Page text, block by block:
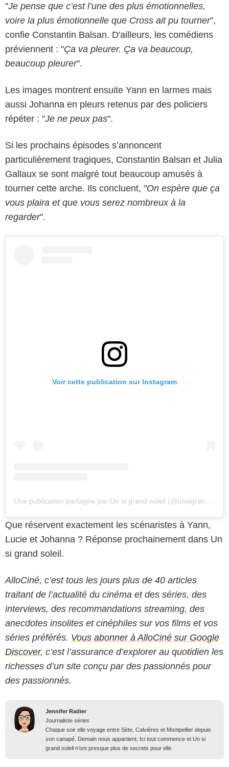
"Je pense que c’est l’une des plus émotionnelles,
voire la plus émotionnelle que Cross ait pu tourner",
confie Constantin Balsan. D'ailleurs, les comédiens
préviennent : "Ça va pleurer. Ça va beaucoup,
beaucoup pleurer".
Les images montrent ensuite Yann en larmes mais
aussi Johanna en pleurs retenus par des policiers
répéter : "Je ne peux pas".
Si les prochains épisodes s’annoncent
particulièrement tragiques, Constantin Balsan et Julia
Gallaux se sont malgré tout beaucoup amusés à
tourner cette arche. Ils concluent, "On espère que ça
vous plaira et que vous serez nombreux à la
regarder".
Voir cette publication sur Instagram
Une publication partagée par Un si grand soleil (@unsigrandsoleil)
Que réservent exactement les scénaristes à Yann,
Lucie et Johanna ? Réponse prochainement dans Un
si grand soleil.
AlloCiné, c’est tous les jours plus de 40 articles
traitant de l’actualité du cinéma et des séries, des
interviews, des recommandations streaming, des
anecdotes insolites et cinéphiles sur vos films et vos
séries préférés. Vous abonner à AlloCiné sur Google
Discover, c’est l’assurance d’explorer au quotidien les
richesses d’un site conçu par des passionnés pour
des passionnés.
Jennifer Radier
Journaliste séries
Chaque soir elle voyage entre Sète, Calvières et Montpellier depuis
son canapé. Demain nous appartient, Ici tout commence et Un si
grand soleil n’ont presque plus de secrets pour elle.